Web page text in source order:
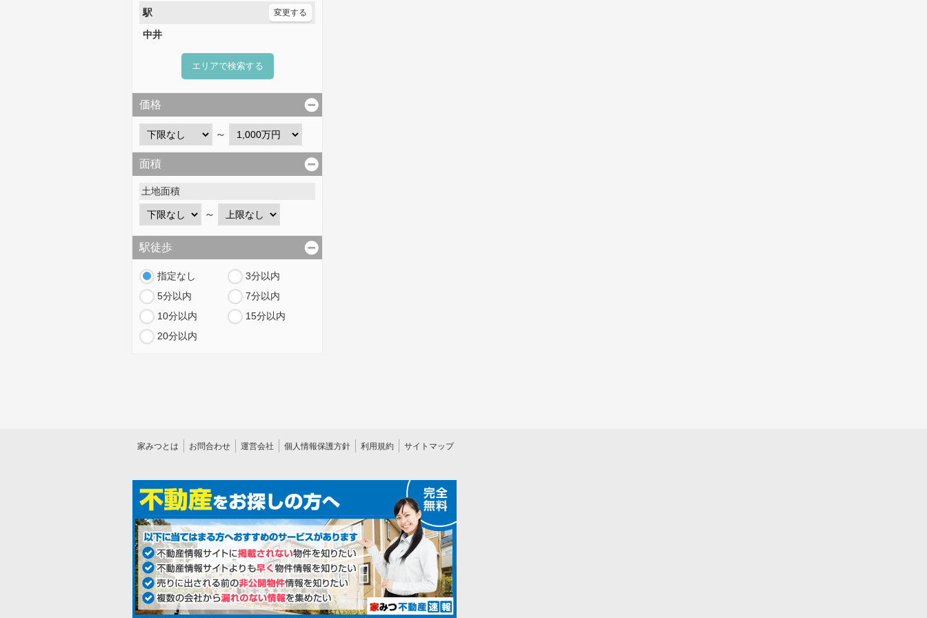
駅
変更する
中井
エリアで検索する
価格
～
面積
土地面積
～
駅徒歩
指定なし
3分以内
5分以内
7分以内
10分以内
15分以内
20分以内
家みつとは お問合わせ 運営会社 個人情報保護方針 利用規約 サイトマップ